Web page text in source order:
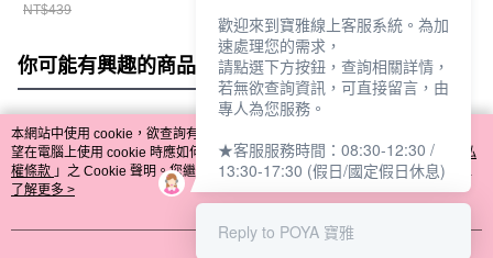
NT$439
你可能有興趣的商品 全站排行
熱門標籤
本網站中使用 cookie，欲查詢有關本網站使用 cookie 方式之詳情，及若您不希
望在電腦上使用 cookie 時應如何變更電腦的 cookie 設定，請參閱本網站「
隱私
權條款 」之 Cookie 聲明。您繼續使用本網站即表示您同意本公司得按本網站使
用條款之 Cookie 聲明使用 cookie。
了解更多 >
歡迎來到寶雅線上客服系統。為加
速處理您的需求，
請點選下方按鈕，查詢相關詳情，
若無欲查詢資訊，可直接留言，由
專人為您服務。
★客服服務時間：08:30-12:30 /
13:30-17:30 (假日/國定假日休息)
Reply to POYA 寶雅